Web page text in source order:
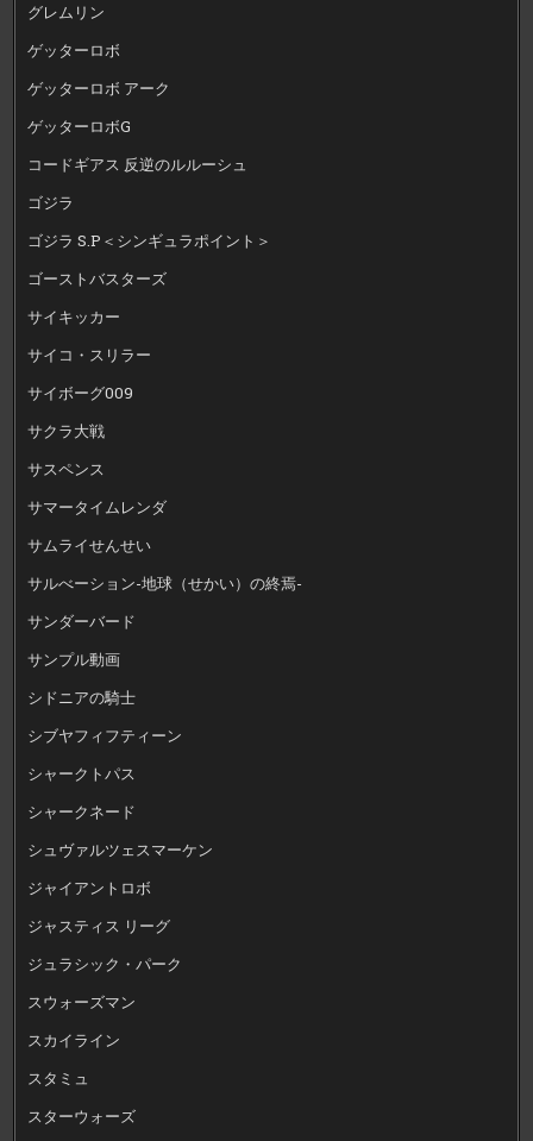
グレムリン
ゲッターロボ
ゲッターロボ アーク
ゲッターロボG
コードギアス 反逆のルルーシュ
ゴジラ
ゴジラ S.P＜シンギュラポイント＞
ゴーストバスターズ
サイキッカー
サイコ・スリラー
サイボーグ009
サクラ大戦
サスペンス
サマータイムレンダ
サムライせんせい
サルべーション-地球（せかい）の終焉-
サンダーバード
サンプル動画
シドニアの騎士
シブヤフィフティーン
シャークトパス
シャークネード
シュヴァルツェスマーケン
ジャイアントロボ
ジャスティス リーグ
ジュラシック・パーク
スウォーズマン
スカイライン
スタミュ
スターウォーズ